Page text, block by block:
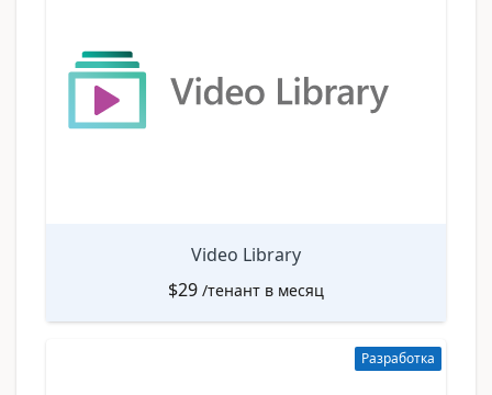
Video Library
$29 /тенант в месяц
Разработка